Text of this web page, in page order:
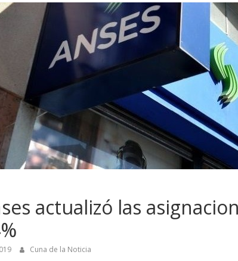
actualizó las
Cuna de la Noticia